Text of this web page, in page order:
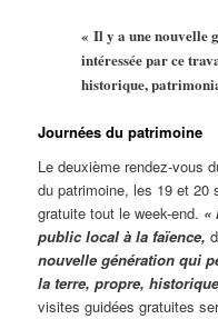
« Il y a une nouvelle
intéressée par ce
historique,
Journées du patrimoine
Le deuxième rendez-vous
du patrimoine, les 19 et 20
gratuite tout le week-end. «
public local à la faïence,
nouvelle génération qui
la terre, propre,
visites guidées gratuites